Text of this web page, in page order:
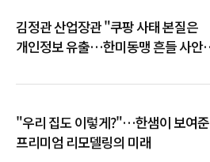
김정관 산업장관 "쿠팡 사태 본질은
개인정보 유출…한미동맹 흔들 사안
"우리 집도 이렇게?"…한샘이 보여준
프리미엄 리모델링의 미래